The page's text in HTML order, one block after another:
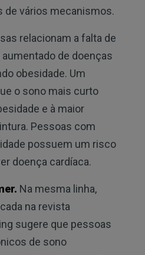
de vários mecanismos.
relacionam a falta de
de doenças
obesidade. Um
o sono mais curto
e à maior
Pessoas com
possuem um risco
doença cardíaca.
Na mesma linha,
na revista
sugere que pessoas
de sono